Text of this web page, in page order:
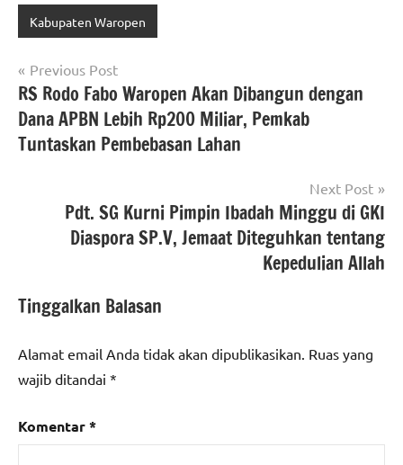
Kabupaten Waropen
Navigasi
pos
Previous Post
RS Rodo Fabo Waropen Akan Dibangun dengan
Dana APBN Lebih Rp200 Miliar, Pemkab
Tuntaskan Pembebasan Lahan
Next Post
Pdt. SG Kurni Pimpin Ibadah Minggu di GKI
Diaspora SP.V, Jemaat Diteguhkan tentang
Kepedulian Allah
Tinggalkan Balasan
Alamat email Anda tidak akan dipublikasikan. Ruas yang
wajib ditandai *
Komentar*